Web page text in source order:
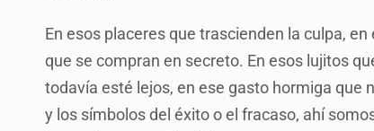
En esos placeres que trascienden la culpa,
que se compran en secreto. En esos lujitos
todavía esté lejos, en ese gasto hormiga que
y los símbolos del éxito o el fracaso, ahí